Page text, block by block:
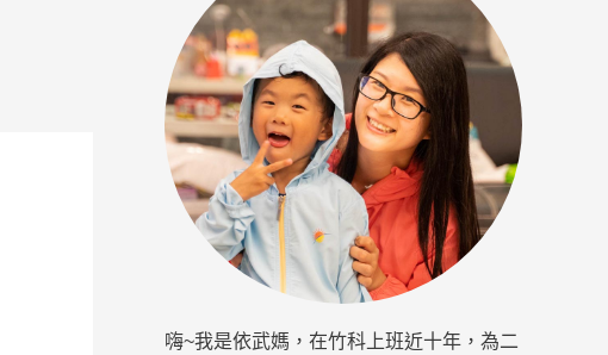
嗨~我是依武媽，在竹科上班近十年，為二